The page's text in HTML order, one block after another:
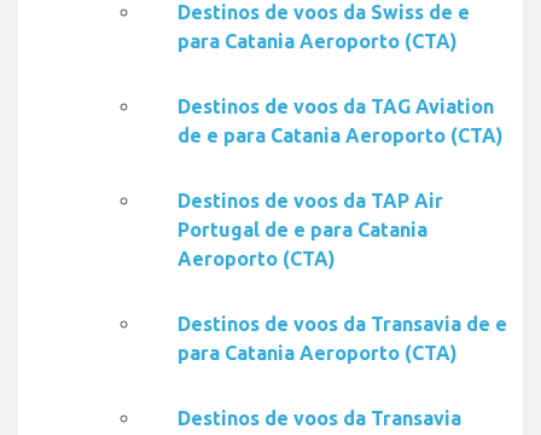
Destinos de voos da Swiss de e
para Catania Aeroporto (CTA)
Destinos de voos da TAG Aviation
de e para Catania Aeroporto (CTA)
Destinos de voos da TAP Air
Portugal de e para Catania
Aeroporto (CTA)
Destinos de voos da Transavia de e
para Catania Aeroporto (CTA)
Destinos de voos da Transavia